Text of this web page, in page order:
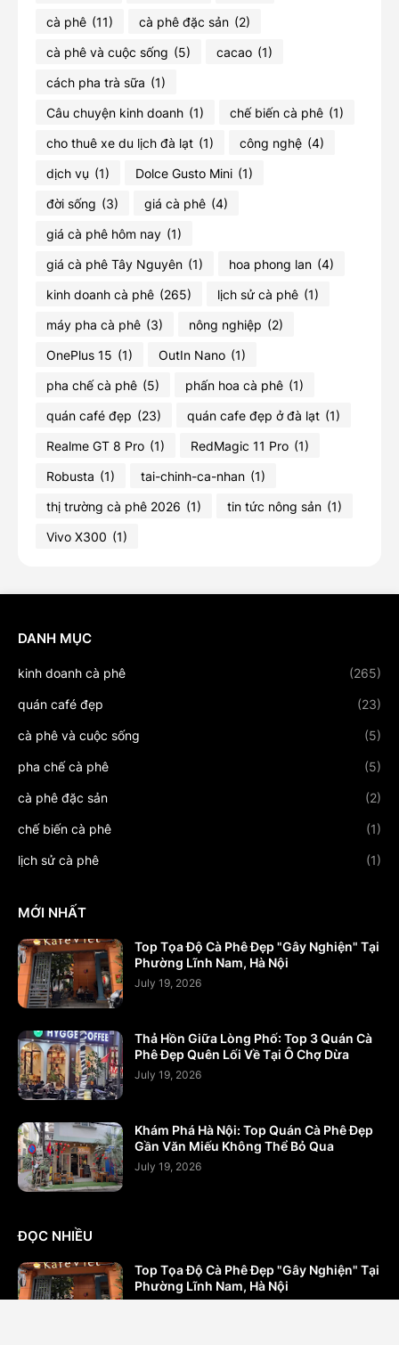
cà phê (11) cà phê đặc sản (2)
cà phê và cuộc sống (5) cacao (1)
cách pha trà sữa (1)
Câu chuyện kinh doanh (1) chế biến cà phê (1)
cho thuê xe du lịch đà lạt (1) công nghệ (4)
dịch vụ (1) Dolce Gusto Mini (1)
đời sống (3) giá cà phê (4)
giá cà phê hôm nay (1)
giá cà phê Tây Nguyên (1) hoa phong lan (4)
kinh doanh cà phê (265) lịch sử cà phê (1)
máy pha cà phê (3) nông nghiệp (2)
OnePlus 15 (1) OutIn Nano (1)
pha chế cà phê (5) phấn hoa cà phê (1)
quán café đẹp (23) quán cafe đẹp ở đà lạt (1)
Realme GT 8 Pro (1) RedMagic 11 Pro (1)
Robusta (1) tai-chinh-ca-nhan (1)
thị trường cà phê 2026 (1) tin tức nông sản (1)
Vivo X300 (1)
DANH MỤC
kinh doanh cà phê (265)
quán café đẹp (23)
cà phê và cuộc sống (5)
pha chế cà phê (5)
cà phê đặc sản (2)
chế biến cà phê (1)
lịch sử cà phê (1)
MỚI NHẤT
Top Tọa Độ Cà Phê Đẹp "Gây Nghiện" Tại
Phường Lĩnh Nam, Hà Nội
July 19, 2026
Thả Hồn Giữa Lòng Phố: Top 3 Quán Cà
Phê Đẹp Quên Lối Về Tại Ô Chợ Dừa
July 19, 2026
Khám Phá Hà Nội: Top Quán Cà Phê Đẹp
Gần Văn Miếu Không Thể Bỏ Qua
July 19, 2026
ĐỌC NHIỀU
Top Tọa Độ Cà Phê Đẹp "Gây Nghiện" Tại
Phường Lĩnh Nam, Hà Nội